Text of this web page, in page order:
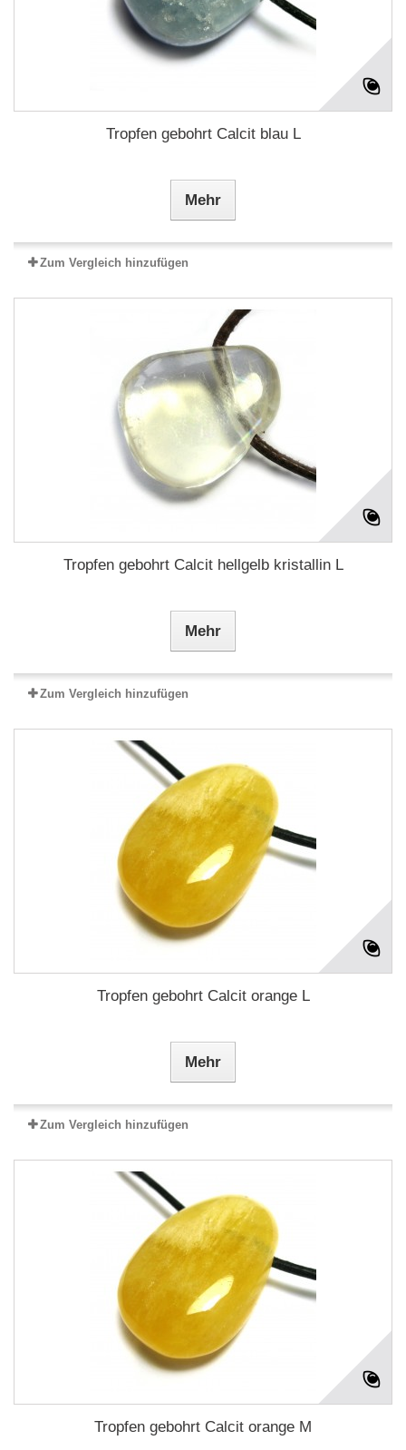
Tropfen gebohrt Calcit blau L
Mehr
Zum Vergleich hinzufügen
Tropfen gebohrt Calcit hellgelb kristallin L
Mehr
Zum Vergleich hinzufügen
Tropfen gebohrt Calcit orange L
Mehr
Zum Vergleich hinzufügen
Tropfen gebohrt Calcit orange M